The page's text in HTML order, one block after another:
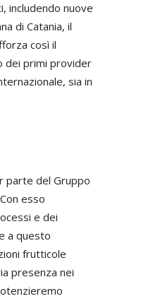
includendo nuove
di Catania, il
così il
dei primi provider
sia in
parte del Gruppo
esso
e dei
a questo
frutticole
presenza nei